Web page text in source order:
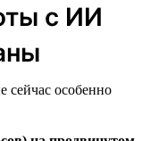
с ИИ
сейчас особенно